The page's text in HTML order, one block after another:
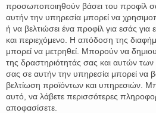
Ν.4531/2018 με αλλαγές στον
την Κύρωση της Σύμβασης για
Καταπολέμηση της Βίας κατά
Ενδοοικογενειακής Βίας
Δημοσιεύθηκε στην Εφημερίδα
4531/2018 «Ι) Κύρωση της
προσωποποιηθούν βάσει του προφίλ
αυτήν την υπηρεσία μπορεί να
ή να βελτιώσει ένα προφίλ για εσάς για
και περιεχόμενο. Η απόδοση της
μπορεί να μετρηθεί. Μπορούν να
της δραστηριότητάς σας και αυτών
σας σε αυτήν την υπηρεσία μπορεί να
βελτίωση προϊόντων και υπηρεσιών.
αυτό, να λάβετε περισσότερες
αποφασίσετε.